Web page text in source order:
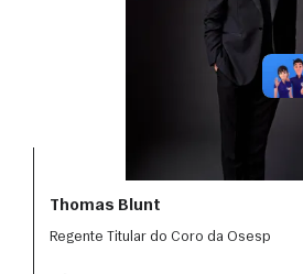
Thomas Blunt
Regente Titular do Coro da Osesp